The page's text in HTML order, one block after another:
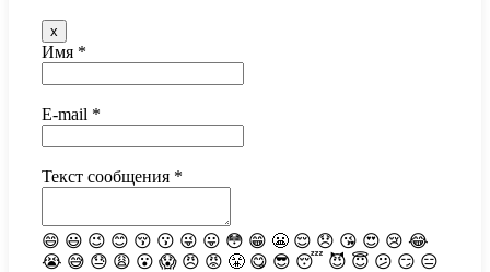
x
эту
форму.
Имя *
E-mail *
Текст сообщения *
😄 😃 😉 😊 😚 😗 😜 😛 😳 😁 😬 😌 😞 😘 😍 😢 😂
😭 😅 😓 😩 😮 😱 😠 😡 😤 😋 😎 😴 😈 😇 😕 😏 😑